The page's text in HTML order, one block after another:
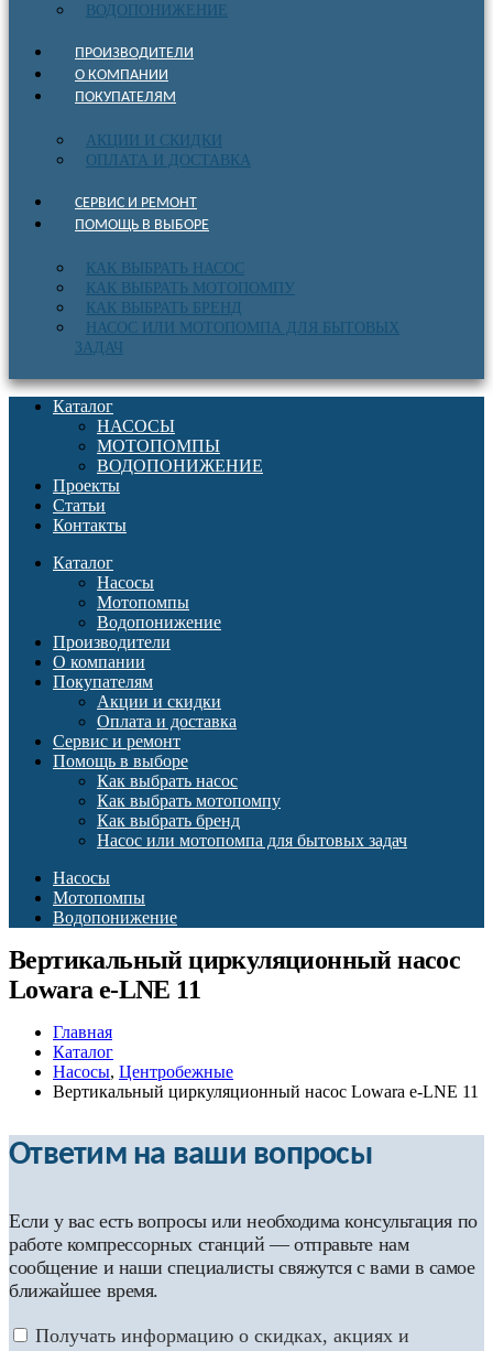
ВОДОПОНИЖЕНИЕ
ПРОИЗВОДИТЕЛИ
О КОМПАНИИ
ПОКУПАТЕЛЯМ
АКЦИИ И СКИДКИ
ОПЛАТА И ДОСТАВКА
СЕРВИС И РЕМОНТ
ПОМОЩЬ В ВЫБОРЕ
КАК ВЫБРАТЬ НАСОС
КАК ВЫБРАТЬ МОТОПОМПУ
КАК ВЫБРАТЬ БРЕНД
НАСОС ИЛИ МОТОПОМПА ДЛЯ БЫТОВЫХ
ЗАДАЧ
Каталог
НАСОСЫ
МОТОПОМПЫ
ВОДОПОНИЖЕНИЕ
Проекты
Статьи
Контакты
Каталог
Насосы
Мотопомпы
Водопонижение
Производители
О компании
Покупателям
Акции и скидки
Оплата и доставка
Сервис и ремонт
Помощь в выборе
Как выбрать насос
Как выбрать мотопомпу
Как выбрать бренд
Насос или мотопомпа для бытовых задач
Насосы
Мотопомпы
Водопонижение
Вертикальный циркуляционный насос
Lowara e-LNE 11
Главная
Каталог
Насосы, Центробежные
Вертикальный циркуляционный насос Lowara e-LNE 11
Ответим на ваши вопросы
Если у вас есть вопросы или необходима консультация по
работе компрессорных станций — отправьте нам
сообщение и наши специалисты свяжутся с вами в самое
ближайшее время.
Получать информацию о скидках, акциях и